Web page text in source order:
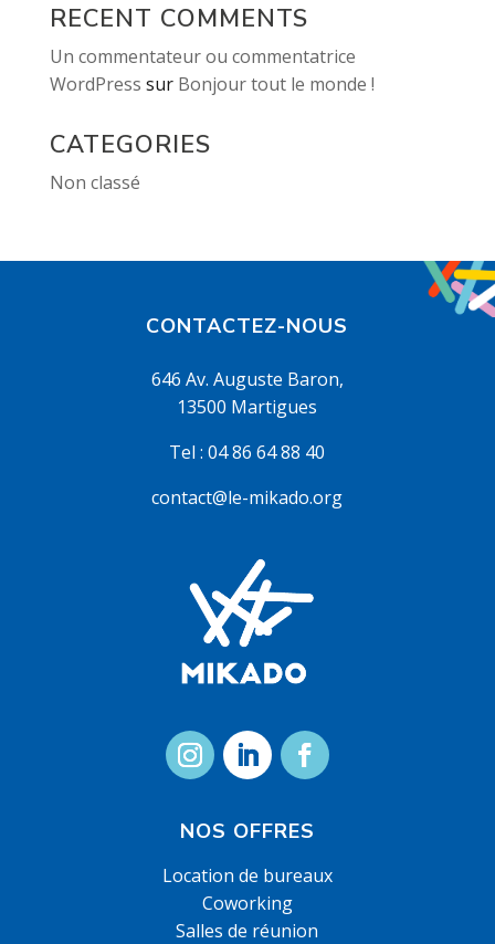
RECENT COMMENTS
Un commentateur ou commentatrice
WordPress sur Bonjour tout le monde !
CATEGORIES
Non classé
CONTACTEZ-NOUS
646 Av. Auguste Baron,
13500 Martigues
Tel :04 86 64 88 40
contact@le-mikado.org
NOS OFFRES
Location de bureaux
Coworking
Salles de réunion